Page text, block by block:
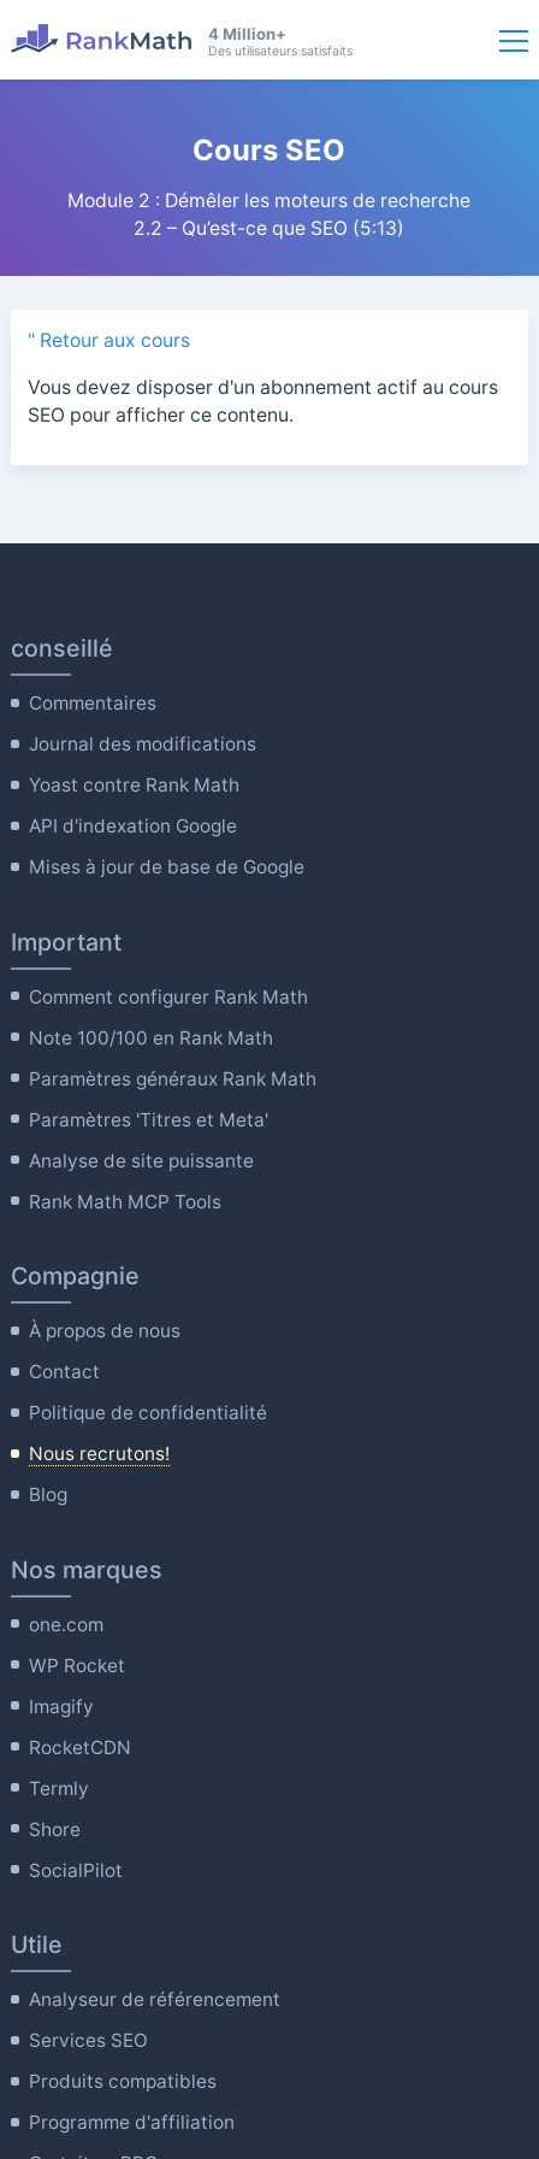
4 Million+
Des utilisateurs satisfaits
Cours SEO
Module 2 : Démêler les moteurs de recherche
2.2 – Qu’est-ce que SEO (5:13)
" Retour aux cours
Vous devez disposer d'un abonnement actif au cours
SEO pour afficher ce contenu.
conseillé
Commentaires
Journal des modifications
Yoast contre Rank Math
API d'indexation Google
Mises à jour de base de Google
Important
Comment configurer Rank Math
Note 100/100 en Rank Math
Paramètres généraux Rank Math
Paramètres 'Titres et Meta'
Analyse de site puissante
Rank Math MCP Tools
Compagnie
À propos de nous
Contact
Politique de confidentialité
Nous recrutons!
Blog
Nos marques
one.com
WP Rocket
Imagify
RocketCDN
Termly
Shore
SocialPilot
Utile
Analyseur de référencement
Services SEO
Produits compatibles
Programme d'affiliation